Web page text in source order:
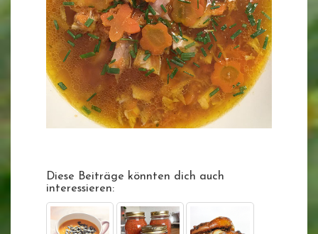
Diese Beiträge könnten dich auch
interessieren: